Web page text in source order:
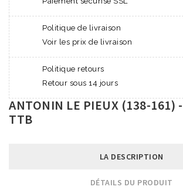
Politique de livraison
Voir les prix de livraison
Politique retours
Retour sous 14 jours
ANTONIN LE PIEUX (138-161)
TTB
LA DESCRIPTION
DÉTAILS DU PRODUIT